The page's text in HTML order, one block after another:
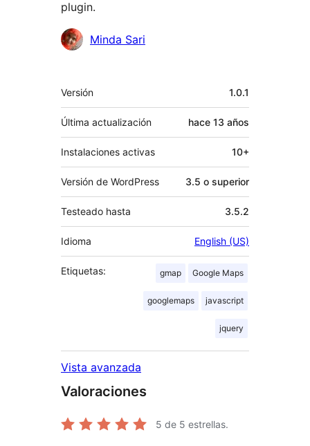
plugin.
Colaboradores
Minda Sari
Meta
Versión 1.0.1
Última actualización hace 13 años
Instalaciones activas 10+
Versión de WordPress 3.5 o superior
Testeado hasta 3.5.2
Idioma English (US)
Etiquetas: gmap Google Maps
googlemaps javascript
jquery
Vista avanzada
Valoraciones
5 de 5 estrellas.